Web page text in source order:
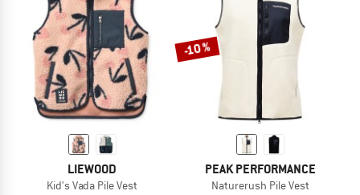
LIEWOOD
Kid's Vada Pile Vest
-10 %
PEAK PERFORMANCE
Naturerush Pile Vest